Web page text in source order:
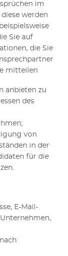
im
werden
Sie auf
die Sie
mitteilen
anbieten zu
des
von
in der
für die
E-Mail-
Unternehmen,